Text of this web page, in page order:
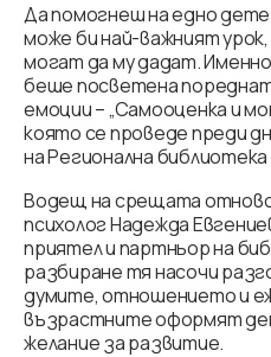
Дапомогнеш на едно дете
може би най-важният
могат да му дадат.
беше посветена
емоции – „Самооценка и
която се проведе преди
на Регионална
Водещ на срещата
психолог Надежда
приятел и партньор на
разбиране тя насочи
думите, отношението и
възрастните оформят
желание за развитие.